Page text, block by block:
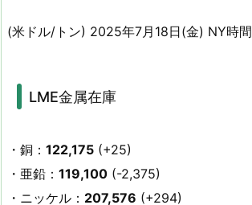
(米ドル/トン) 2025年7月18日(金) NY時間
LME金属在庫
・銅： 122,175 (+25)
・亜鉛： 119,100 (-2,375)
・ニッケル： 207,576 (+294)